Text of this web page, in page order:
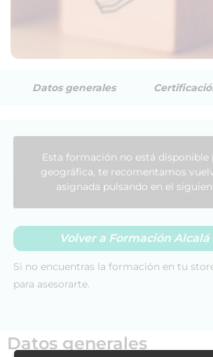
Datos generales
Datos generales
Esta formación no está disponible
geográfica, te recomentamos
asignada pulsando en el
Volver a Formación Alcalá
Si no encuentras la formación en tu
para asesorarte.